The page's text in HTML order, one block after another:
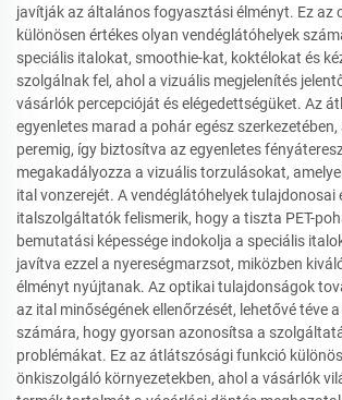
javítják az általános fogyasztási élményt. Ez az
különösen értékes olyan vendéglátóhelyek
speciális italokat, smoothie-kat, koktélokat és
szolgálnak fel, ahol a vizuális megjelenítés
vásárlók percepcióját és elégedettségüket. Az
egyenletes marad a pohár egész
peremig, így biztosítva az egyenletes
megakadályozza a vizuális torzulásokat,
ital vonzerejét. A vendéglátóhelyek tulajdonosai
italszolgáltatók felismerik, hogy a tiszta PET-
bemutatási képessége indokolja a speciális
javítva ezzel a nyereségmarzsot, miközben
élményt nyújtanak. Az optikai tulajdonságok
az ital minőségének ellenőrzését, lehetővé téve
számára, hogy gyorsan azonosítsa a
problémákat. Ez az átlátszósági funkció
önkiszolgáló környezetekben, ahol a vásárlók